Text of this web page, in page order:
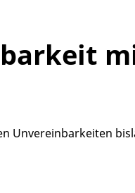
Unvereinbarkeiten